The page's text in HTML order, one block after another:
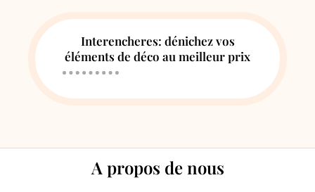
Interencheres: dénichez vos
éléments de déco au meilleur prix
A propos de nous